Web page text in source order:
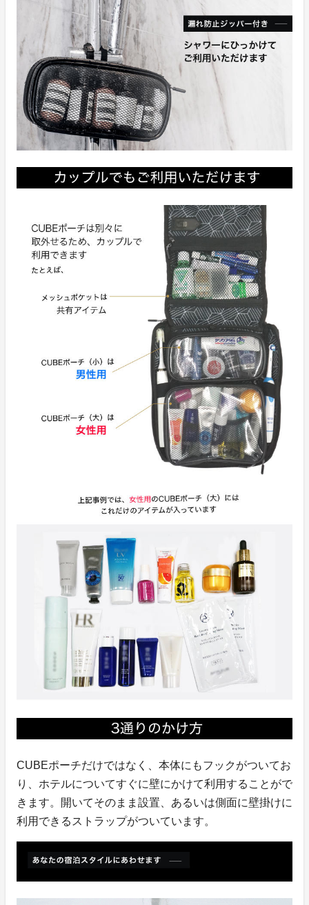
CUBEポーチだけではなく、本体にもフックがついてお
り、ホテルについてすぐに壁にかけて利用することがで
きます。開いてそのまま設置、あるいは側面に壁掛けに
利用できるストラップがついています。